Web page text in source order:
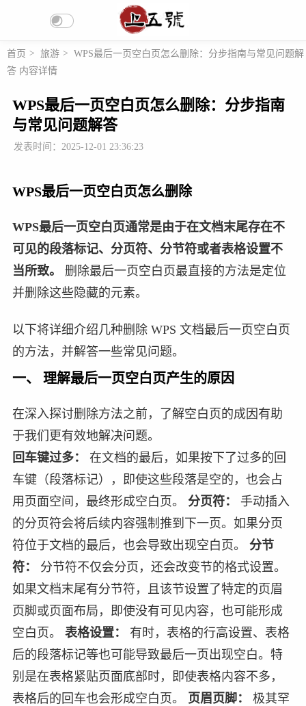
首页 > 旅游 > WPS最后一页空白页怎么删除：分步指南与常见问题解
答 内容详情
WPS最后一页空白页怎么删除：分步指南
与常见问题解答
发表时间：2025-12-01 23:36:23
WPS最后一页空白页怎么删除
WPS最后一页空白页通常是由于在文档末尾存在不
可见的段落标记、分页符、分节符或者表格设置不
当所致。
删除最后一页空白页最直接的方法是定位
并删除这些隐藏的元素。
以下将详细介绍几种删除 WPS 文档最后一页空白页
的方法，并解答一些常见问题。
一、 理解最后一页空白页产生的原因
在深入探讨删除方法之前，了解空白页的成因有助
于我们更有效地解决问题。
回车键过多：
在文档的最后，如果按下了过多的回
车键（段落标记），即使这些段落是空的，也会占
用页面空间，最终形成空白页。 分页符：
手动插入
的分页符会将后续内容强制推到下一页。如果分页
符位于文档的最后，也会导致出现空白页。 分节
符：
分节符不仅会分页，还会改变节的格式设置。
如果文档末尾有分节符，且该节设置了特定的页眉
页脚或页面布局，即使没有可见内容，也可能形成
空白页。 表格设置：
有时，表格的行高设置、表格
后的段落标记等也可能导致最后一页出现空白。特
别是在表格紧贴页面底部时，即使表格内容不多，
表格后的回车也会形成空白页。 页眉页脚：
极其罕